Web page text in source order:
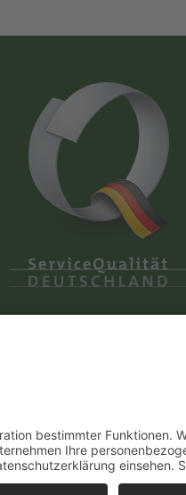
mit Steuermitteln
des